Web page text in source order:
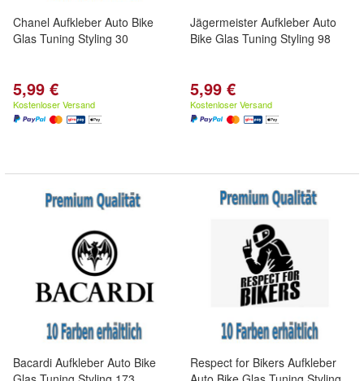
Chanel Aufkleber Auto Bike
Glas Tuning Styling 30
5,99 €
Kostenloser Versand
Jägermeister Aufkleber Auto
Bike Glas Tuning Styling 98
5,99 €
Kostenloser Versand
Bacardi Aufkleber Auto Bike
Respect for Bikers Aufkleber